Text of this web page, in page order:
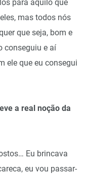
para aquilo que
mas todos nós
que seja, bom e
conseguiu e aí
ele que eu consegui
a real noção da
Eu brincava
eu vou passar-